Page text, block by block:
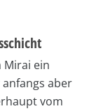
Mirai ein
aber
vom